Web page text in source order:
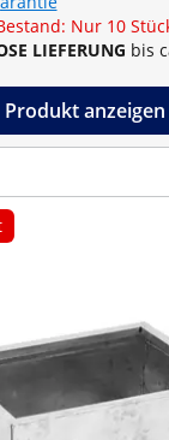
Nur 10
LIEFERUNG bis
Produkt anzeigen